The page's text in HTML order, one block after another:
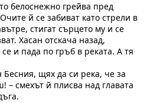
белоснежно грейва пред
й се забиват като стрели в
стигат сърцето му и се
Хасан отскача назад,
и пада по гръб в реката. А тя
Бесния, щях да си река, че за
смехът й плисва над главата